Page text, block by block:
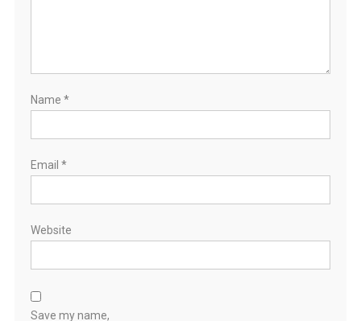
Name *
Email *
Website
Save my name,